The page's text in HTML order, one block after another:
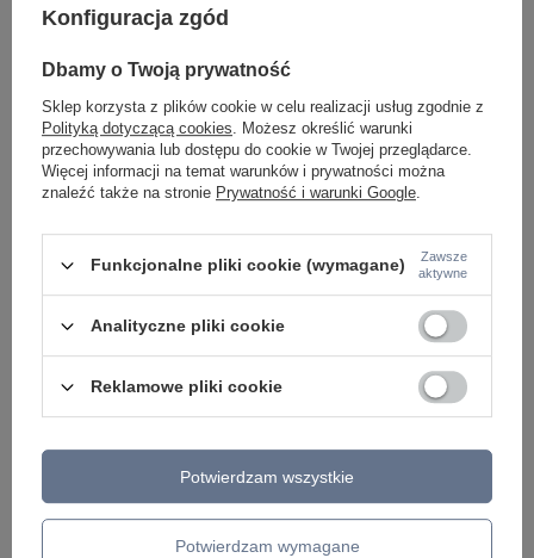
Potrzebujesz pomocy? Masz pytania lub
chcesz lepszą cenę?
Napisz do nas - doradzimy, odpowiemy
szybko i przygotujemy indywidualną ofertę
dopasowaną do Ciebie..
Napisz do nas
Model znajdziesz w kategoriach
Napisz swoją opinię
5/5
Treść twojej opinii
Konfiguracja zgód
Dbamy o Twoją prywatność
Sklep korzysta z plików cookie w celu realizacji usług zgodnie z
Polityką dotyczącą cookies. Możesz określić warunki
przechowywania lub dostępu do cookie w Twojej przeglądarce.
Więcej informacji na temat warunków i prywatności można
znaleźć także na stronie Prywatność i warunki Google.
Funkcjonalne pliki cookie (wymagane)
Zawsze
aktywne
Analityczne pliki cookie
Reklamowe pliki cookie
Potwierdzam wymagane
Potwierdzam wszystkie